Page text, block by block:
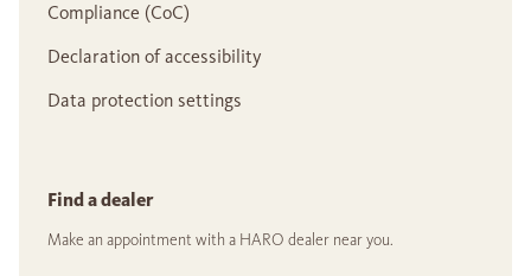
Compliance (CoC)
Declaration of accessibility
Data protection settings
Find a dealer
Make an appointment with a HARO dealer near you.